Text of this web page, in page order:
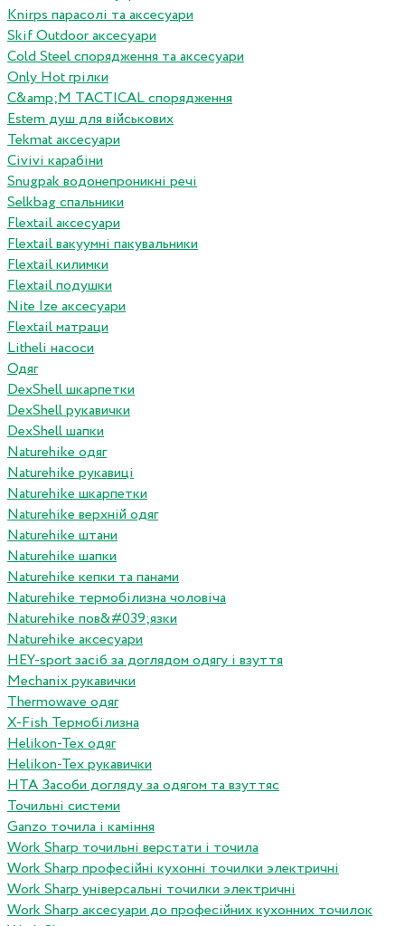
Knirps парасолі та аксесуари
Skif Outdoor аксесуари
Cold Steel спорядження та аксесуари
Only Hot грілки
C&amp;M TACTICAL спорядження
Estem душ для військових
Tekmat аксесуари
Сivivi карабіни
Snugpak водонепроникні речі
Selkbag спальники
Flextail аксесуари
Flextail вакуумні пакувальники
Flextail килимки
Flextail подушки
Nite Ize аксесуари
Flextail матраци
Litheli насоси
Одяг
DexShell шкарпетки
DexShell рукавички
DexShell шапки
Naturehike одяг
Naturehike рукавиці
Naturehike шкарпетки
Naturehike верхній одяг
Naturehike штани
Naturehike шапки
Naturehike кепки та панами
Naturehike термобілизна чоловіча
Naturehike пов&#039;язки
Naturehike аксесуари
HEY-sport засіб за доглядом одягу і взуття
Mechanix рукавички
Thermowave одяг
X-Fish Термобілизна
Helikon-Tex одяг
Helikon-Tex рукавички
HTA Засоби догляду за одягом та взуттяс
Точильні системи
Ganzo точила і каміння
Work Sharp точильні верстати і точила
Work Sharp професiйнi кухоннi точилки электричнi
Work Sharp унiверсальнi точилки электричнi
Work Sharp аксесуари до професiйних кухонних точилок